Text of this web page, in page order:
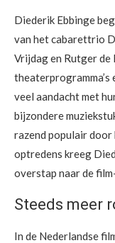
Diederik Ebbinge
van het cabarettrio
Vrijdag en Rutger de
veel aandacht met
bijzondere
razend populair
optredens kreeg
overstap naar de
Steeds meer
In de Nederlandse